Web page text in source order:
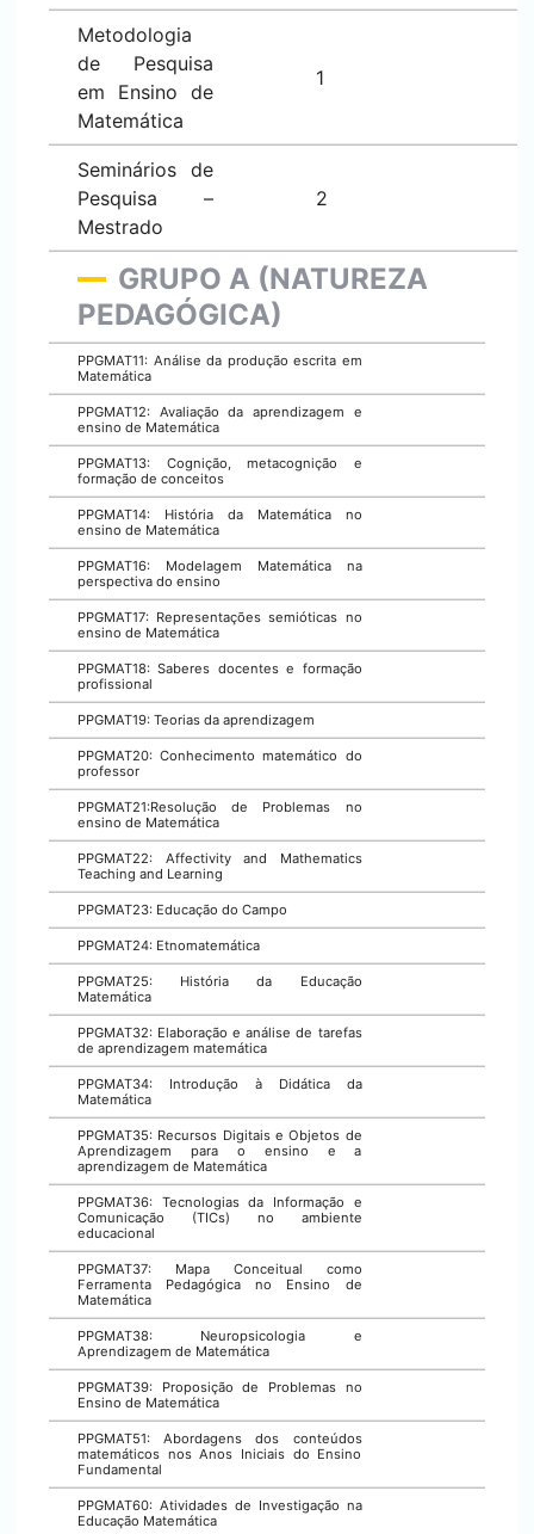
Metodologia
de Pesquisa
em Ensino de
Matemática
1
Seminários de
Pesquisa –
Mestrado
2
GRUPO A (NATUREZA
PEDAGÓGICA)
PPGMAT11: Análise da produção escrita em
Matemática
PPGMAT12: Avaliação da aprendizagem e
ensino de Matemática
PPGMAT13: Cognição, metacognição e
formação de conceitos
PPGMAT14: História da Matemática no
ensino de Matemática
PPGMAT16: Modelagem Matemática na
perspectiva do ensino
PPGMAT17: Representações semióticas no
ensino de Matemática
PPGMAT18: Saberes docentes e formação
profissional
PPGMAT19: Teorias da aprendizagem
PPGMAT20: Conhecimento matemático do
professor
PPGMAT21:Resolução de Problemas no
ensino de Matemática
PPGMAT22: Affectivity and Mathematics
Teaching and Learning
PPGMAT23: Educação do Campo
PPGMAT24: Etnomatemática
PPGMAT25: História da Educação
Matemática
PPGMAT32: Elaboração e análise de tarefas
de aprendizagem matemática
PPGMAT34: Introdução à Didática da
Matemática
PPGMAT35: Recursos Digitais e Objetos de
Aprendizagem para o ensino e a
aprendizagem de Matemática
PPGMAT36: Tecnologias da Informação e
Comunicação (TICs) no ambiente
educacional
PPGMAT37: Mapa Conceitual como
Ferramenta Pedagógica no Ensino de
Matemática
PPGMAT38: Neuropsicologia e
Aprendizagem de Matemática
PPGMAT39: Proposição de Problemas no
Ensino de Matemática
PPGMAT51: Abordagens dos conteúdos
matemáticos nos Anos Iniciais do Ensino
Fundamental
PPGMAT60: Atividades de Investigação na
Educação Matemática